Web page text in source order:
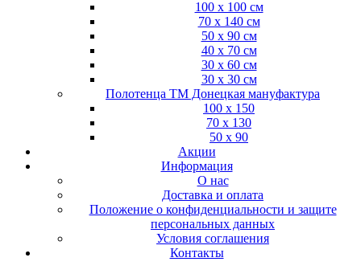
100 х 100 см
70 х 140 см
50 х 90 см
40 х 70 см
30 х 60 см
30 х 30 см
Полотенца ТМ Донецкая мануфактура
100 х 150
70 х 130
50 х 90
Акции
Информация
О нас
Доставка и оплата
Положение о конфиденциальности и защите
персональных данных
Условия соглашения
Контакты